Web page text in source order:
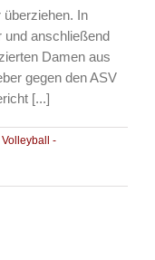
In
und anschließend
Damen aus
gegen den ASV
[...]
Volleyball -